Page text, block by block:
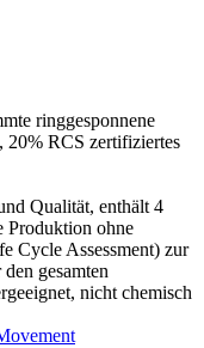
ringgesponnene
RCS zertifiziertes
Qualität, enthält 4
Produktion ohne
Cycle Assessment) zur
gesamten
nicht chemisch